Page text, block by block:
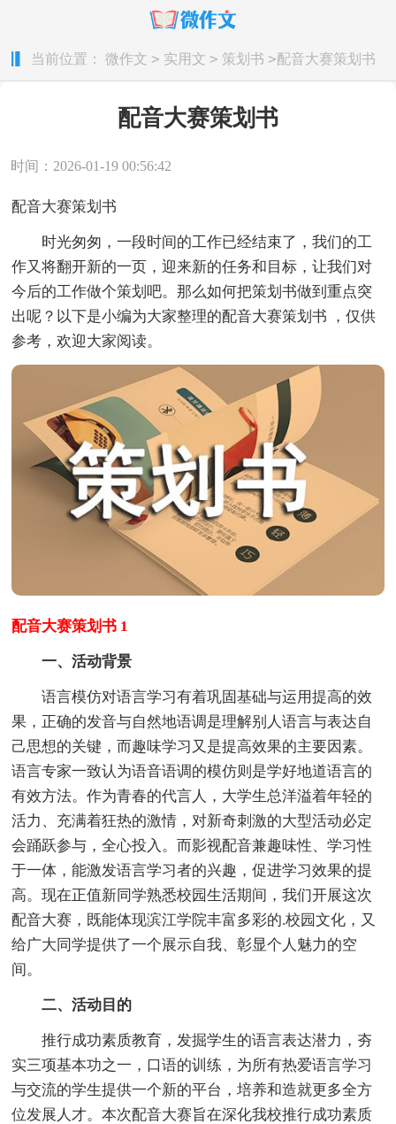
当前位置： 微作文 > 实用文 > 策划书 >配音大赛策划书
配音大赛策划书
时间：2026-01-19 00:56:42
配音大赛策划书
时光匆匆，一段时间的工作已经结束了，我们的工
作又将翻开新的一页，迎来新的任务和目标，让我们对
今后的工作做个策划吧。那么如何把策划书做到重点突
出呢？以下是小编为大家整理的配音大赛策划书 ，仅供
参考，欢迎大家阅读。
配音大赛策划书 1
一、活动背景
语言模仿对语言学习有着巩固基础与运用提高的效
果，正确的发音与自然地语调是理解别人语言与表达自
己思想的关键，而趣味学习又是提高效果的主要因素。
语言专家一致认为语音语调的模仿则是学好地道语言的
有效方法。作为青春的代言人，大学生总洋溢着年轻的
活力、充满着狂热的激情，对新奇刺激的大型活动必定
会踊跃参与，全心投入。而影视配音兼趣味性、学习性
于一体，能激发语言学习者的兴趣，促进学习效果的提
高。现在正值新同学熟悉校园生活期间，我们开展这次
配音大赛，既能体现滨江学院丰富多彩的.校园文化，又
给广大同学提供了一个展示自我、彰显个人魅力的空
间。
二、活动目的
推行成功素质教育，发掘学生的语言表达潜力，夯
实三项基本功之一，口语的训练，为所有热爱语言学习
与交流的学生提供一个新的平台，培养和造就更多全方
位发展人才。本次配音大赛旨在深化我校推行成功素质